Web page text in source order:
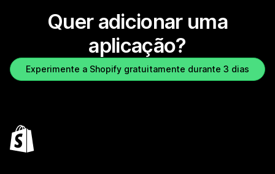
Quer adicionar uma
aplicação?
Experimente a Shopify gratuitamente durante 3 dias